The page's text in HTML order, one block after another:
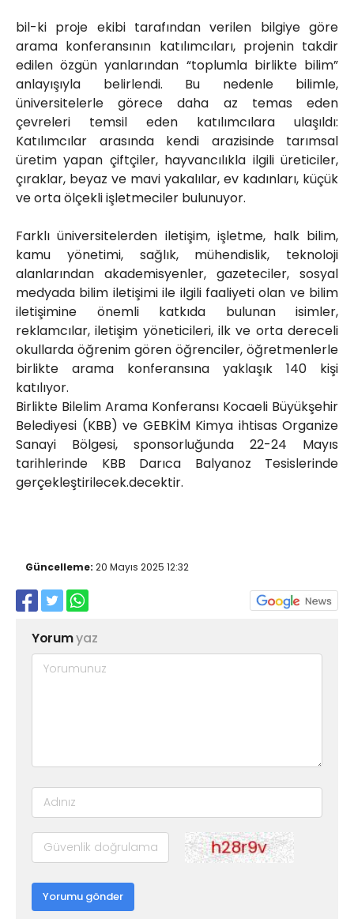
bil-ki proje ekibi tarafından verilen bilgiye göre
arama konferansının katılımcıları, projenin takdir
edilen özgün yanlarından “toplumla birlikte bilim”
anlayışıyla belirlendi. Bu nedenle bilimle,
üniversitelerle görece daha az temas eden
çevreleri temsil eden katılımcılara ulaşıldı:
Katılımcılar arasında kendi arazisinde tarımsal
üretim yapan çiftçiler, hayvancılıkla ilgili üreticiler,
çıraklar, beyaz ve mavi yakalılar, ev kadınları, küçük
ve orta ölçekli işletmeciler bulunuyor.
Farklı üniversitelerden iletişim, işletme, halk bilim,
kamu yönetimi, sağlık, mühendislik, teknoloji
alanlarından akademisyenler, gazeteciler, sosyal
medyada bilim iletişimi ile ilgili faaliyeti olan ve bilim
iletişimine önemli katkıda bulunan isimler,
reklamcılar, iletişim yöneticileri, ilk ve orta dereceli
okullarda öğrenim gören öğrenciler, öğretmenlerle
birlikte arama konferansına yaklaşık 140 kişi
katılıyor.
Birlikte Bilelim Arama Konferansı Kocaeli Büyükşehir
Belediyesi (KBB) ve GEBKİM Kimya ihtisas Organize
Sanayi Bölgesi, sponsorluğunda 22-24 Mayıs
tarihlerinde KBB Darıca Balyanoz Tesislerinde
gerçekleştirilecek.decektir.
Güncelleme: 20 Mayıs 2025 12:32
Yorumyaz
Yorumu gönder